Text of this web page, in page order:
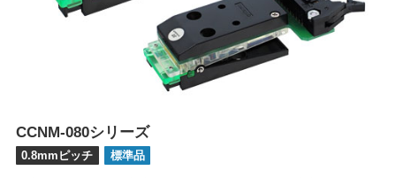
CCNM-080シリーズ
0.8mmピッチ 標準品